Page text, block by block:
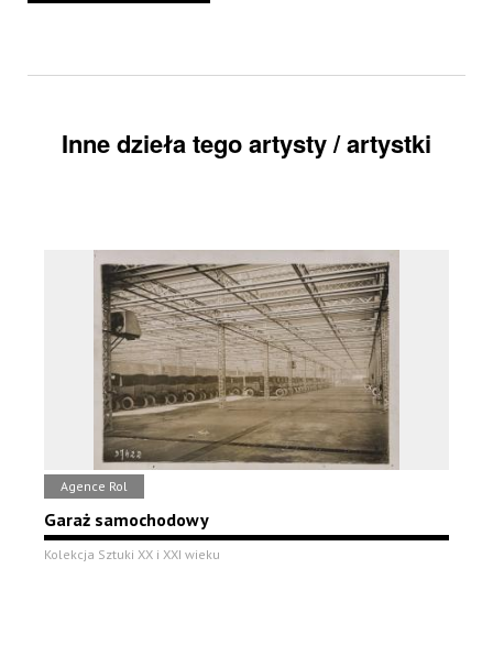
Inne dzieła tego artysty / artystki
Agence Rol
Garaż samochodowy
Kolekcja Sztuki XX i XXI wieku